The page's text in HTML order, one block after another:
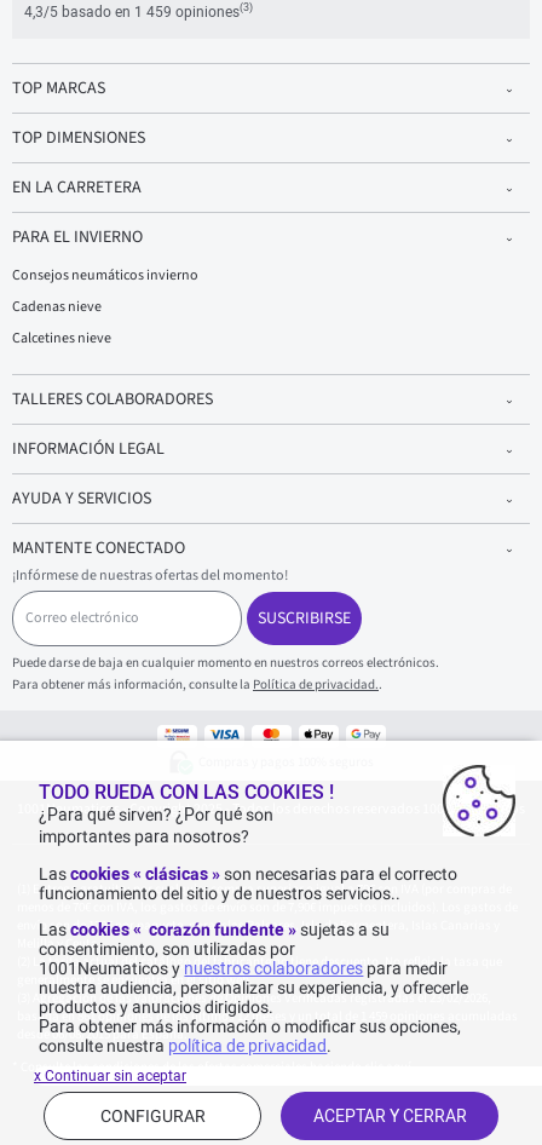
4,3/5 basado en 1 459 opiniones(3)
TOP MARCAS
TOP DIMENSIONES
EN LA CARRETERA
PARA EL INVIERNO
Consejos neumáticos invierno
Cadenas nieve
Calcetines nieve
TALLERES COLABORADORES
INFORMACIÓN LEGAL
AYUDA Y SERVICIOS
MANTENTE CONECTADO
¡Infórmese de nuestras ofertas del momento!
C
o
r
r
e
o
l
SUSCRIBIRSE
Puede darse de baja en cualquier momento en nuestros correos electrónicos.
Para obtener más información, consulte la Política de privacidad..
1001Neumaticos - Copyright 2025 - Todos los derechos reservados 1001Neumaticos
Entrega gratuita: por cualquier compra superior o igual a 70€ con IVA (por compras de
menos de 70€ con IVA, los gastos de envío son de 7,90€ impuestos incluidos). Los gastos de
envío son de 120€ por paquete, para Islas Baleares, Isla de Formentera, Islas Canarias y
Melilla y Ceuta.
La tarifa actual del catálogo del fabricante no tiene descuento. No refleja la tasa que
generalmente se encuentra en el sitio web.
Agregación de las valoraciones de Opiniones Verificadas registradas el 23/02/2026,
basada en 861 opiniones de los últimos 12 meses y un total de 1 459 opiniones acumuladas
desde 06/08/2015 para España.
* Consulte las condiciones de las ofertas comerciales haciendo
TODO RUEDA CON LAS COOKIES !
¿Para qué sirven? ¿Por qué son
importantes para nosotros?
Lascookies « clásicas »son necesarias para el correcto
funcionamiento del sitio y de nuestros servicios..
Lascookies « corazón fundente » sujetas a su
consentimiento, son utilizadas por
1001Neumaticos y nuestros colaboradores para medir
nuestra audiencia, personalizar su experiencia, y ofrecerle
productos y anuncios dirigidos.
Para obtener más información o modificar sus opciones,
consulte nuestra política de privacidad.
ACEPTAR Y CERRAR
CONFIGURAR
x Continuar sin aceptar